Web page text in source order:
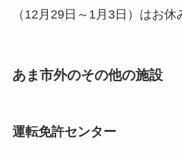
（12月29日～1月3日）はお休
あま市外のその他の施設
運転免許センター